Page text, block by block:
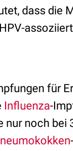
dass die
für
Influenza-
noch bei